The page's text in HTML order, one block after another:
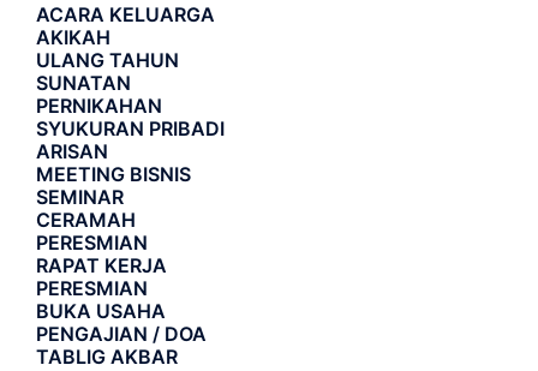
ACARA KELUARGA
AKIKAH
ULANG TAHUN
SUNATAN
PERNIKAHAN
SYUKURAN PRIBADI
ARISAN
MEETING BISNIS
SEMINAR
CERAMAH
PERESMIAN
RAPAT KERJA
PERESMIAN
BUKA USAHA
PENGAJIAN / DOA
TABLIG AKBAR